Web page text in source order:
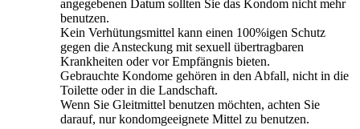
angegebenen Datum sollten Sie das Kondom nicht mehr
benutzen.
Kein Verhütungsmittel kann einen 100%igen Schutz
gegen die Ansteckung mit sexuell übertragbaren
Krankheiten oder vor Empfängnis bieten.
Gebrauchte Kondome gehören in den Abfall, nicht in die
Toilette oder in die Landschaft.
Wenn Sie Gleitmittel benutzen möchten, achten Sie
darauf, nur kondomgeeignete Mittel zu benutzen.